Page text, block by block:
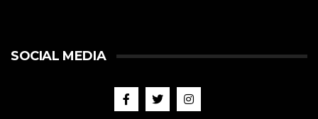
SOCIAL MEDIA